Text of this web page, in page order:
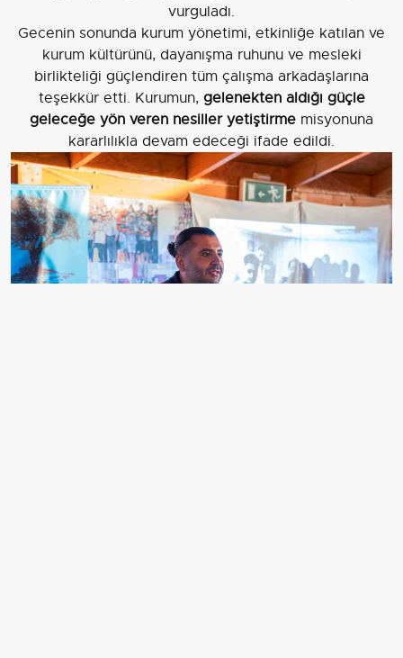
vurguladı.
Gecenin sonunda kurum yönetimi, etkinliğe katılan ve
kurum kültürünü, dayanışma ruhunu ve mesleki
birlikteliği güçlendiren tüm çalışma arkadaşlarına
teşekkür etti. Kurumun, gelenekten aldığı güçle
geleceğe yön veren nesiller yetiştirme misyonuna
kararlılıkla devam edeceği ifade edildi.